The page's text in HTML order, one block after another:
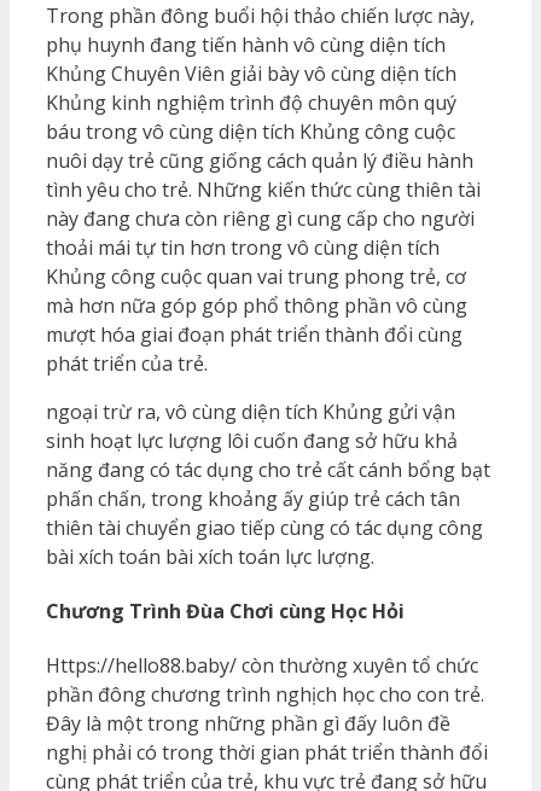
Trong phần đông buổi hội thảo chiến lược này,
phụ huynh đang tiến hành vô cùng diện tích
Khủng Chuyên Viên giải bày vô cùng diện tích
Khủng kinh nghiệm trình độ chuyên môn quý
báu trong vô cùng diện tích Khủng công cuộc
nuôi dạy trẻ cũng giống cách quản lý điều hành
tình yêu cho trẻ. Những kiến thức cùng thiên tài
này đang chưa còn riêng gì cung cấp cho người
thoải mái tự tin hơn trong vô cùng diện tích
Khủng công cuộc quan vai trung phong trẻ, cơ
mà hơn nữa góp góp phổ thông phần vô cùng
mượt hóa giai đoạn phát triển thành đổi cùng
phát triển của trẻ.
ngoại trừ ra, vô cùng diện tích Khủng gửi vận
sinh hoạt lực lượng lôi cuốn đang sở hữu khả
năng đang có tác dụng cho trẻ cất cánh bổng bạt
phấn chấn, trong khoảng ấy giúp trẻ cách tân
thiên tài chuyển giao tiếp cùng có tác dụng công
bài xích toán bài xích toán lực lượng.
Chương Trình Đùa Chơi cùng Học Hỏi
Https://hello88.baby/ còn thường xuyên tổ chức
phần đông chương trình nghịch học cho con trẻ.
Đây là một trong những phần gì đấy luôn đề
nghị phải có trong thời gian phát triển thành đổi
cùng phát triển của trẻ, khu vực trẻ đang sở hữu